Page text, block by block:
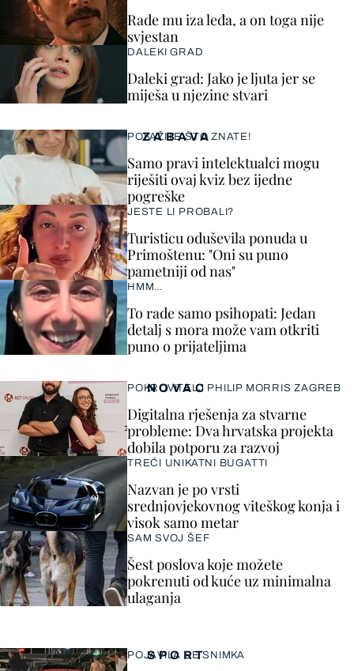
ZABAVA
POKAŽITE ŠTO ZNATE!
Samo pravi intelektualci mogu
riješiti ovaj kviz bez ijedne
pogreške
JESTE LI PROBALI?
Turisticu oduševila ponuda u
Primoštenu: "Oni su puno
pametniji od nas"
HMM…
To rade samo psihopati: Jedan
detalj s mora može vam otkriti
puno o prijateljima
SPORT
POJAVILA SE SNIMKA
Rade mu iza leđa, a on toga nije
svjestan
DALEKI GRAD
Daleki grad: Jako je ljuta jer se
miješa u njezine stvari
NOVAC
POKROVITELJ PHILIP MORRIS ZAGREB
Digitalna rješenja za stvarne
probleme: Dva hrvatska projekta
dobila potporu za razvoj
TREĆI UNIKATNI BUGATTI
Nazvan je po vrsti
srednjovjekovnog viteškog konja i
visok samo metar
SAM SVOJ ŠEF
Šest poslova koje možete
pokrenuti od kuće uz minimalna
ulaganja